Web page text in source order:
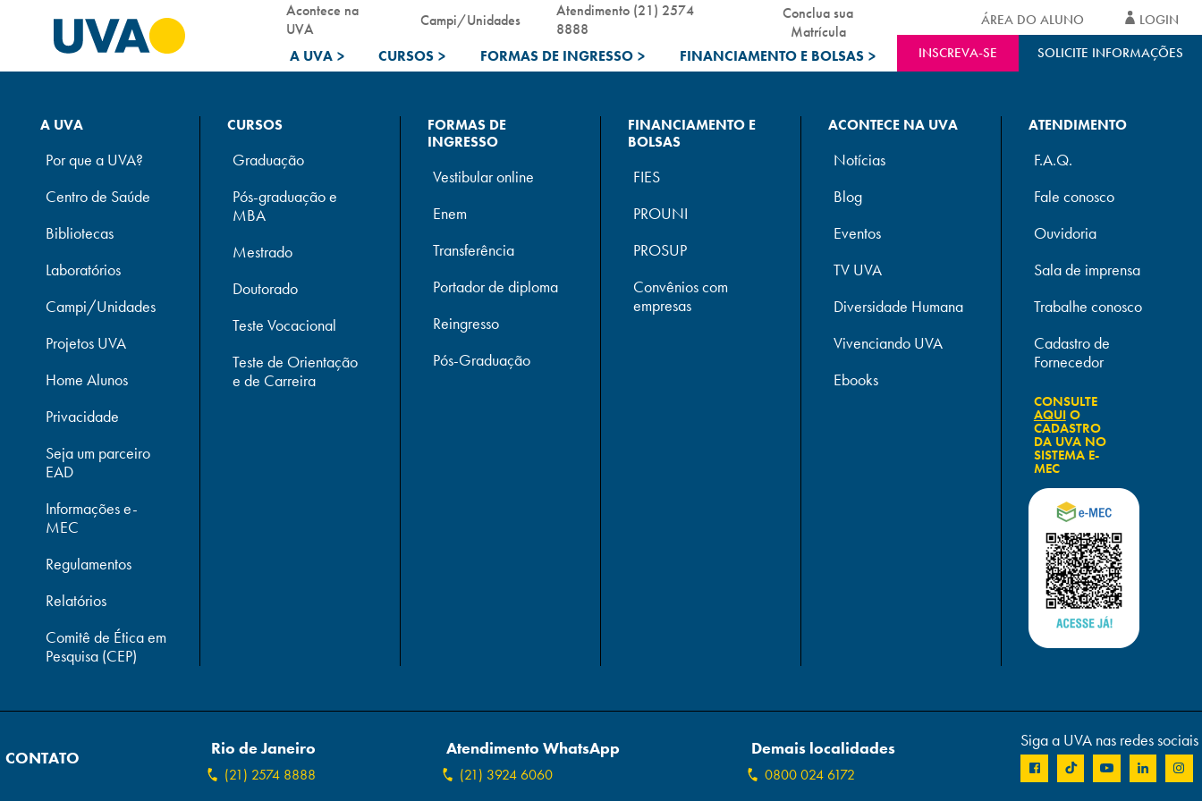
A UVA > CURSOS > FORMAS DE INGRESSO > FINANCIAMENTO E BOLSAS >
Acontece na
UVA
Campi/Unidades
Atendimento (21) 2574
8888
Conclua sua
Matrícula
INSCREVA-SE SOLICITE INFORMAÇÕES
ÁREA DO ALUNO LOGIN
A UVA
Por que a UVA?
Centro de Saúde
Bibliotecas
Laboratórios
Campi/Unidades
Projetos UVA
Home Alunos
Privacidade
Seja um parceiro
EAD
Informações e-
MEC
Regulamentos
Relatórios
Comitê de Ética em
Pesquisa (CEP)
CURSOS
Graduação
Pós-graduação e
MBA
Mestrado
Doutorado
Teste Vocacional
Teste de Orientação
e de Carreira
FORMAS DE
INGRESSO
Vestibular online
Enem
Transferência
Portador de diploma
Reingresso
Pós-Graduação
FINANCIAMENTO E
BOLSAS
FIES
PROUNI
PROSUP
Convênios com
empresas
ACONTECE NA UVA
Notícias
Blog
Eventos
TV UVA
Diversidade Humana
Vivenciando UVA
Ebooks
ATENDIMENTO
F.A.Q.
Fale conosco
Ouvidoria
Sala de imprensa
Trabalhe conosco
Cadastro de
Fornecedor
CONSULTE
AQUIO
CADASTRO
DA UVA NO
SISTEMA E-
MEC
CONTATO Rio de Janeiro
(21) 2574 8888
Atendimento WhatsApp
(21) 3924 6060
Demais localidades
0800 024 6172
Siga a UVA nas redes sociais